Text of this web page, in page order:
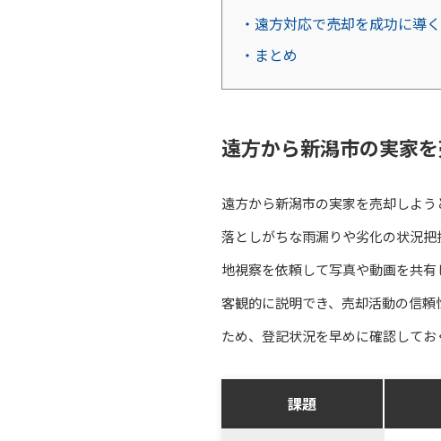
・遠方対応で売却を成功に導
・まとめ
遠方から新潟市の実家
遠方から新潟市の実家を売却しよ
落としがちな雨漏りや劣化の状況
地視察を依頼して写真や動画を共
客観的に説明でき、売却活動の信
ため、登記状況を早めに確認してお
課題